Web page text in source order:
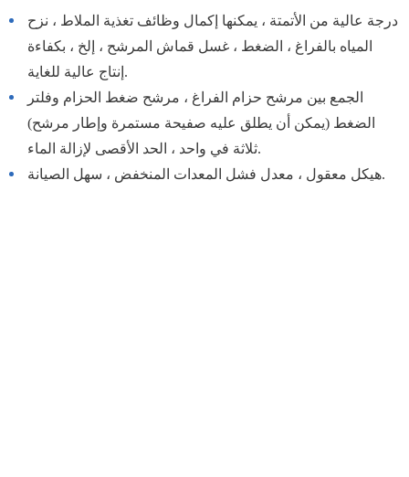
درجة عالية من الأتمتة ، يمكنها إكمال وظائف تغذية الملاط ، نزح
المياه بالفراغ ، الضغط ، غسل قماش المرشح ، إلخ ، بكفاءة
إنتاج عالية للغاية.
الجمع بين مرشح حزام الفراغ ، مرشح ضغط الحزام وفلتر
الضغط (يمكن أن يطلق عليه صفيحة مستمرة وإطار مرشح)
ثلاثة في واحد ، الحد الأقصى لإزالة الماء.
هيكل معقول ، معدل فشل المعدات المنخفض ، سهل الصيانة.